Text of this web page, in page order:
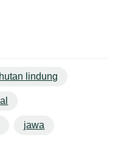
hutan lindung
jawa